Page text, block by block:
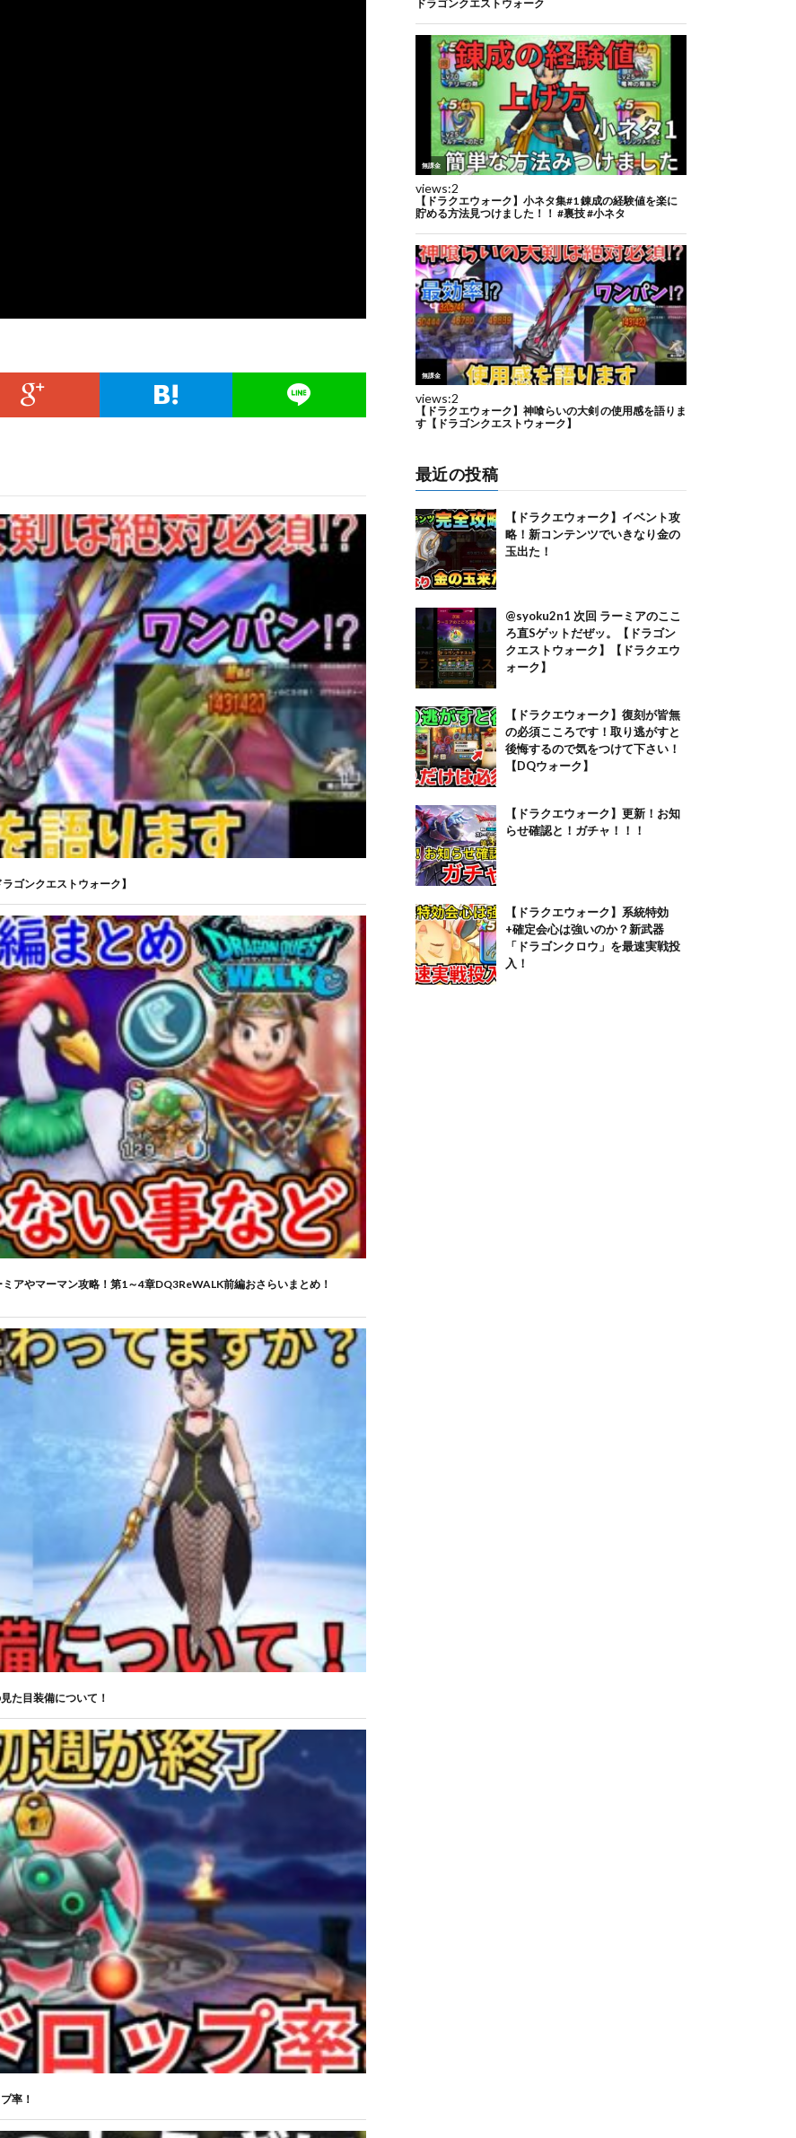
最近の投稿
【ドラクエウォーク】イベント攻
略！新コンテンツでいきなり金の
玉出た！
@syoku2n1 次回 ラーミアのここ
ろ直Sゲットだぜッ。【ドラゴン
クエストウォーク】【ドラクエウ
ォーク】
【ドラクエウォーク】復刻が皆無
の必須こころです！取り逃がすと
後悔するので気をつけて下さい！
【DQウォーク】
【ドラクエウォーク】更新！お知
らせ確認と！ガチャ！！！
【ドラクエウォーク】系統特効
+確定会心は強いのか？新武器
「ドラゴンクロウ」を最速実戦投
入！